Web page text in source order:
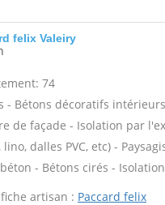
felix Valeiry
74
- Bétons décoratifs
de façade - Isolation par
lino, dalles PVC, etc) -
- Bétons cirés -
artisan : Paccard felix